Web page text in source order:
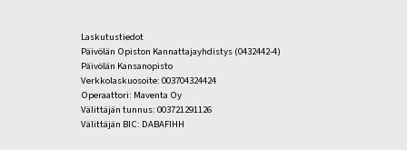
Laskutustiedot
Päivölän Opiston Kannattajayhdistys (0432442-4)
Päivölän Kansanopisto
Verkkolaskuosoite: 003704324424
Operaattori: Maventa Oy
Välittäjän tunnus: 003721291126
Välittäjän BIC: DABAFIHH